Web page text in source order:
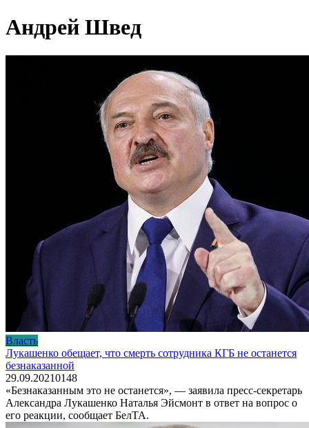
Андрей Швед
Власть
Лукашенко обещает, что смерть сотрудника КГБ не останется
безнаказанной
29.09.20210148
«Безнаказанным это не останется», — заявила пресс-секретарь
Александра Лукашенко Наталья Эйсмонт в ответ на вопрос о
его реакции, сообщает БелТА.